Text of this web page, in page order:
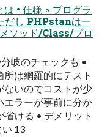
• 仕様 ◦ プログラ
だし PHPstanは一
ソッド/Class/プロ
岐のチェックも •
所は網羅的にテスト
ないのでコストが少
エラーが事前に分か
ける • デメリット
13